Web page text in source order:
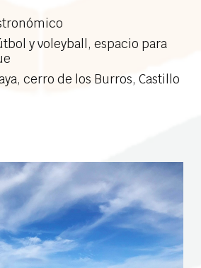
y voleyball, espacio para
cerro de los Burros, Castillo